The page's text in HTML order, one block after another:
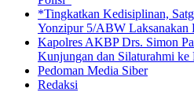
*Tingkatkan Kedisiplinan,
Yonzipur 5/ABW Laksanakan
Kapolres AKBP Drs. Simon
Kunjungan dan Silaturahmi ke
Pedoman Media Siber
Redaksi